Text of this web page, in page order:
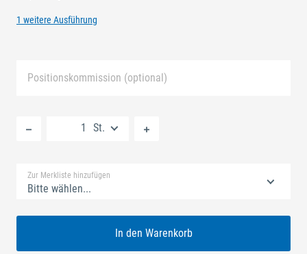
1 weitere Ausführung
Positionskommission (optional)
St.
Zur Merkliste hinzufügen
Bitte wählen...
In den Warenkorb